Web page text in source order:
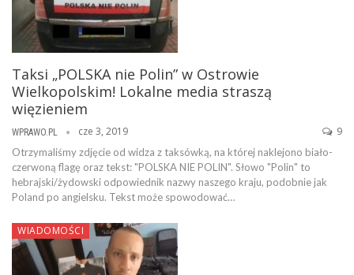
Taksi „POLSKA nie Polin” w Ostrowie
Wielkopolskim! Lokalne media straszą
więzieniem
WPRAWO.PL cze 3, 2019 9
Otrzymaliśmy zdjęcie od widza z taksówką, na której naklejono biało-
czerwoną flagę oraz tekst: "POLSKA NIE POLIN". Słowo "Polin" to
hebrajski/żydowski odpowiednik nazwy naszego kraju, podobnie jak
Poland po angielsku. Tekst może spowodować…
WIADOMOŚCI